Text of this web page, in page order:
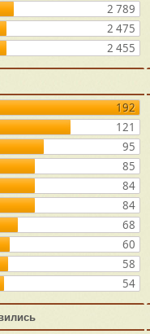
2 789
2 475
2 455
192
121
95
85
84
84
68
60
58
54